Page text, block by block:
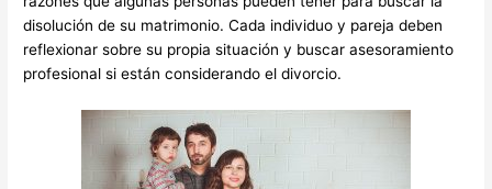
disolución de su matrimonio. Cada individuo y pareja deben
reflexionar sobre su propia situación y buscar asesoramiento
profesional si están considerando el divorcio.